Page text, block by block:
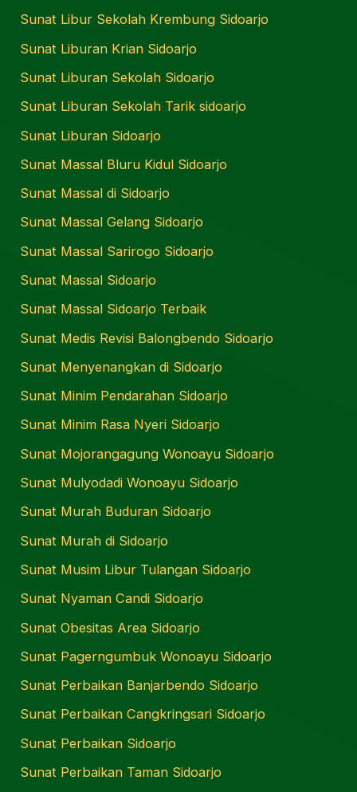
Sunat Libur Sekolah Krembung Sidoarjo
Sunat Liburan Krian Sidoarjo
Sunat Liburan Sekolah Sidoarjo
Sunat Liburan Sekolah Tarik sidoarjo
Sunat Liburan Sidoarjo
Sunat Massal Bluru Kidul Sidoarjo
Sunat Massal di Sidoarjo
Sunat Massal Gelang Sidoarjo
Sunat Massal Sarirogo Sidoarjo
Sunat Massal Sidoarjo
Sunat Massal Sidoarjo Terbaik
Sunat Medis Revisi Balongbendo Sidoarjo
Sunat Menyenangkan di Sidoarjo
Sunat Minim Pendarahan Sidoarjo
Sunat Minim Rasa Nyeri Sidoarjo
Sunat Mojorangagung Wonoayu Sidoarjo
Sunat Mulyodadi Wonoayu Sidoarjo
Sunat Murah Buduran Sidoarjo
Sunat Murah di Sidoarjo
Sunat Musim Libur Tulangan Sidoarjo
Sunat Nyaman Candi Sidoarjo
Sunat Obesitas Area Sidoarjo
Sunat Pagerngumbuk Wonoayu Sidoarjo
Sunat Perbaikan Banjarbendo Sidoarjo
Sunat Perbaikan Cangkringsari Sidoarjo
Sunat Perbaikan Sidoarjo
Sunat Perbaikan Taman Sidoarjo